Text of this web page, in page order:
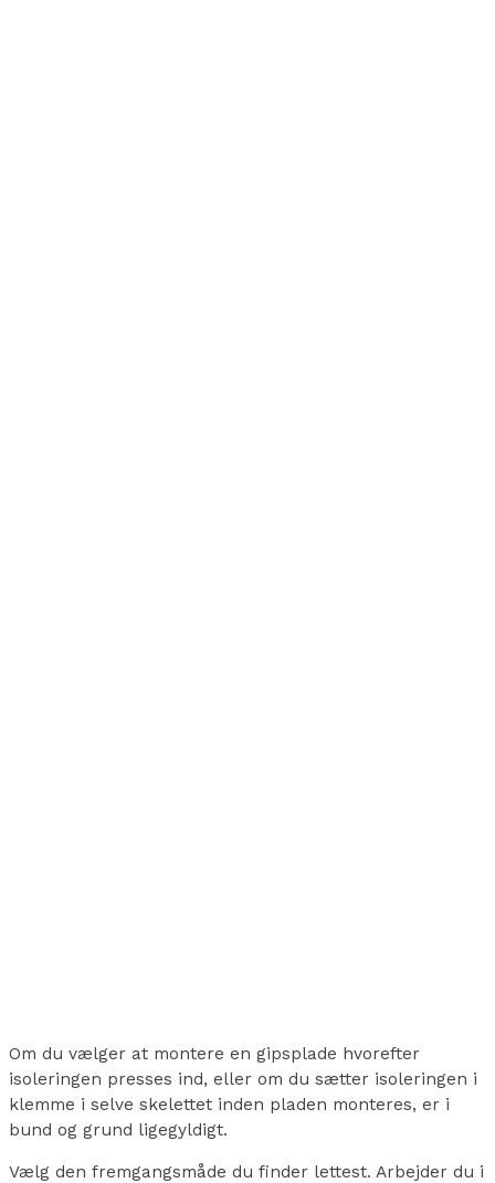
Om du vælger at montere en gipsplade hvorefter
isoleringen presses ind, eller om du sætter isoleringen i
klemme i selve skelettet inden pladen monteres, er i
bund og grund ligegyldigt.
Vælg den fremgangsmåde du finder lettest. Arbejder du i